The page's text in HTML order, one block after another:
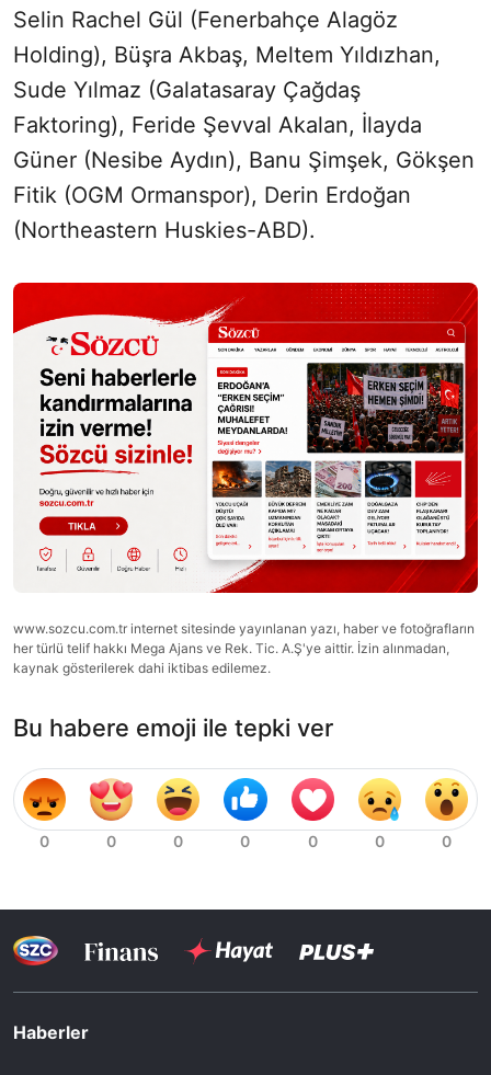
Selin Rachel Gül (Fenerbahçe Alagöz
Holding), Büşra Akbaş, Meltem Yıldızhan,
Sude Yılmaz (Galatasaray Çağdaş
Faktoring), Feride Şevval Akalan, İlayda
Güner (Nesibe Aydın), Banu Şimşek, Gökşen
Fitik (OGM Ormanspor), Derin Erdoğan
(Northeastern Huskies-ABD).
www.sozcu.com.tr internet sitesinde yayınlanan yazı, haber ve fotoğrafların
her türlü telif hakkı Mega Ajans ve Rek. Tic. A.Ş'ye aittir. İzin alınmadan,
kaynak gösterilerek dahi iktibas edilemez.
Bu habere emoji ile tepki ver
Haberler